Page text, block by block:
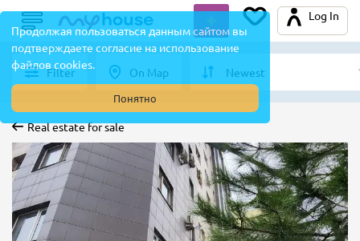
Продолжая пользоваться данным сайтом вы
подтверждаете согласие на использование
файлов cookies.
Понятно
Log In
Filter On Map
Real estate for sale